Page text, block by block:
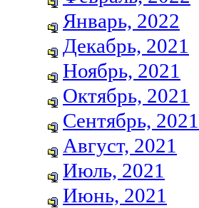
Январь, 2022
Декабрь, 2021
Ноябрь, 2021
Октябрь, 2021
Сентябрь, 2021
Август, 2021
Июль, 2021
Июнь, 2021